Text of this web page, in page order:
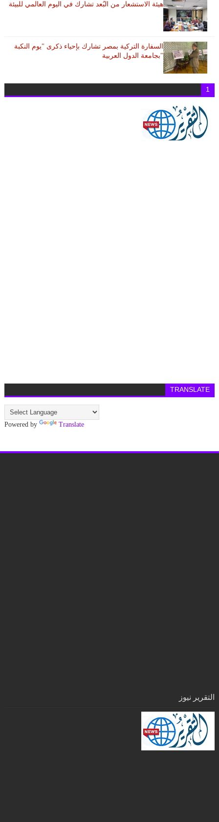
هيئة الاستشعار من البُعد تشارك في اليوم العالمي للبيئة
السفارة التركية بمصر تشارك بإحياء ذكرى "يوم النكبة
"بجامعة الدول العربية
1
TRANSLATE
Powered by Translate
التقرير نيوز